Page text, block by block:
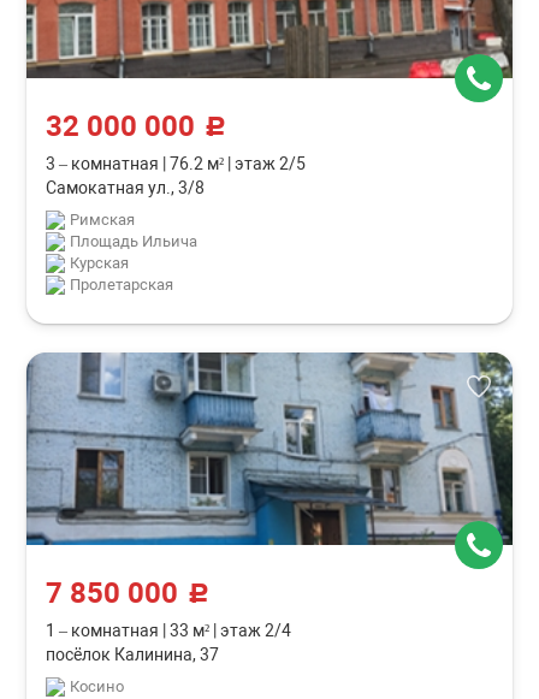
32 000 000 c
3 – комнатная 76.2 м² этаж 2/5
Самокатная ул., 3/8
Римская
Площадь Ильича
Курская
Пролетарская
7 850 000 c
1 – комнатная 33 м² этаж 2/4
посёлок Калинина, 37
Косино